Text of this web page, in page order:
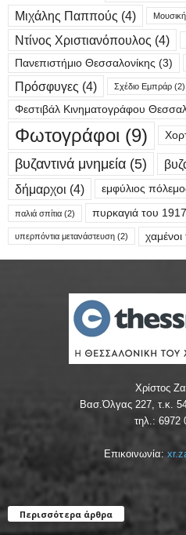
Μιχάλης Παππούς (4) Μουσική
Ντίνος Χριστιανόπουλος (4)
Πανεπιστήμιο Θεσσαλονίκης (3)
Πρόσφυγες (4) Σχέδιο Εμπράρ (2)
Φεστιβάλ Κινηματογράφου
Φωτογράφοι (9)
βυζαντινά μνημεία (5)
δήμαρχοι (4) εμφύλιος
παλιά σπίτια (2) πυρκαγιά του 1917
υπερπόντια μετανάστευση (2) χαμένοι
Χρίστος
Βασ.Όλγας 227, τ.κ.
τηλ.: 6972
Επικοινωνία:
Περισσότερα άρθρα